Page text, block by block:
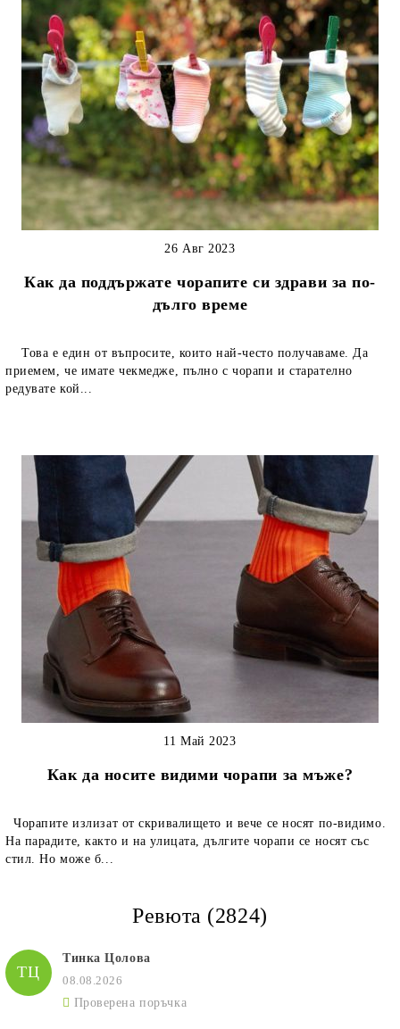
Как да поддържате чорапите си здрави за по-
дълго време
26 Авг 2023
Това е един от въпросите, които най-често получаваме. Да
приемем, че имате чекмедже, пълно с чорапи и старателно
редувате кой...
Как да носите видими чорапи за мъже?
11 Май 2023
Чорапите излизат от скривалището и вече се носят по-видимо.
На парадите, както и на улицата, дългите чорапи се носят със
стил. Но може б...
Ревюта (2824)
ТЦ
Тинка Цолова
08.08.2026
Проверена поръчка